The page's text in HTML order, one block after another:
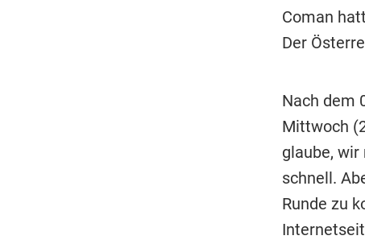
Coman
Der
Nach dem
Mittwoch
glaube,
schnell.
Runde zu